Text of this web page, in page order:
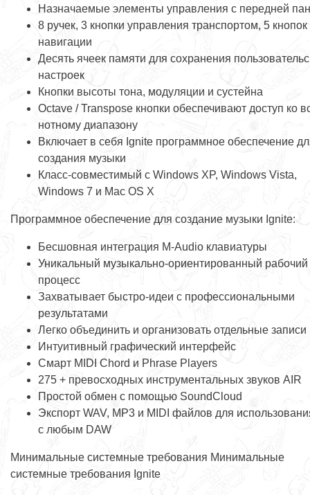
Назначаемые элементы управления с передней
8 ручек, 3 кнопки управления транспортом, 5 кнопок
навигации
Десять ячеек памяти для сохранения
настроек
Кнопки высоты тона, модуляции и сустейна
Octave / Transpose кнопки обеспечивают доступ ко
нотному диапазону
Включает в себя Ignite программное обеспечение
создания музыки
Класс-совместимый с Windows XP, Windows Vista,
Windows 7 и Mac OS X
Программное обеспечение для создание музыки Ignite:
Бесшовная интеграция M-Audio клавиатуры
Уникальный музыкально-ориентированный рабочий
процесс
Захватывает быстро-идеи с профессиональными
результатами
Легко объединить и организовать отдельные записи
Интуитивный графический интерфейс
Смарт MIDI Chord и Phrase Players
275 + превосходных инструментальных звуков AIR
Простой обмен с помощью SoundCloud
Экспорт WAV, MP3 и MIDI файлов для
с любым DAW
Минимальные системные требования Минимальные
системные требования Ignite